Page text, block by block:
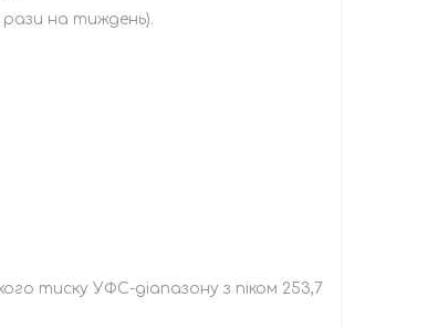
рази на тиждень).
тиску УФС-діапазону з піком 253,7